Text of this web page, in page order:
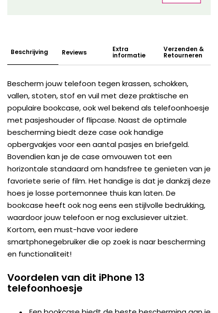
Beschrijving Reviews Extra
informatie
Verzenden &
Retourneren
Bescherm jouw telefoon tegen krassen, schokken,
vallen, stoten, stof en vuil met deze praktische en
populaire bookcase, ook wel bekend als telefoonhoesje
met pasjeshouder of flipcase. Naast de optimale
bescherming biedt deze case ook handige
opbergvakjes voor een aantal pasjes en briefgeld.
Bovendien kan je de case omvouwen tot een
horizontale standaard om handsfree te genieten van je
favoriete serie of film. Het handige is dat je dankzij deze
hoes je losse portemonnee thuis kan laten. De
bookcase heeft ook nog eens een stijlvolle bedrukking,
waardoor jouw telefoon er nog exclusiever uitziet.
Kortom, een must-have voor iedere
smartphonegebruiker die op zoek is naar bescherming
en functionaliteit!
Voordelen van dit iPhone 13
telefoonhoesje